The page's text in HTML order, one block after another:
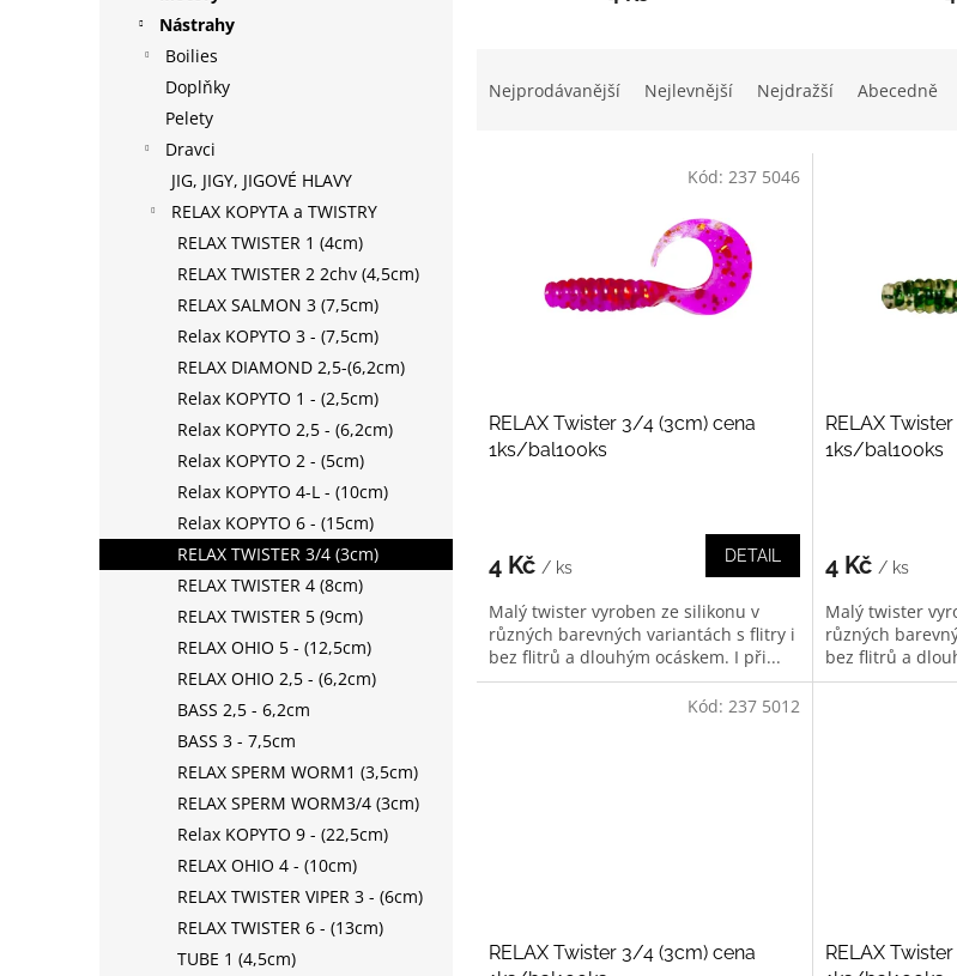
Nástrahy
Boilies
Doplňky
Pelety
Dravci
JIG, JIGY, JIGOVÉ HLAVY
RELAX KOPYTA a TWISTRY
RELAX TWISTER 1 (4cm)
RELAX TWISTER 2 2chv (4,5cm)
RELAX SALMON 3 (7,5cm)
Relax KOPYTO 3 - (7,5cm)
RELAX DIAMOND 2,5-(6,2cm)
Relax KOPYTO 1 - (2,5cm)
Relax KOPYTO 2,5 - (6,2cm)
Relax KOPYTO 2 - (5cm)
Relax KOPYTO 4-L - (10cm)
Relax KOPYTO 6 - (15cm)
RELAX TWISTER 3/4 (3cm)
RELAX TWISTER 4 (8cm)
RELAX TWISTER 5 (9cm)
RELAX OHIO 5 - (12,5cm)
RELAX OHIO 2,5 - (6,2cm)
BASS 2,5 - 6,2cm
BASS 3 - 7,5cm
RELAX SPERM WORM1 (3,5cm)
RELAX SPERM WORM3/4 (3cm)
Relax KOPYTO 9 - (22,5cm)
RELAX OHIO 4 - (10cm)
RELAX TWISTER VIPER 3 - (6cm)
RELAX TWISTER 6 - (13cm)
TUBE 1 (4,5cm)
Nejprodávanější Nejlevnější Nejdražší Abecedně
RELAX Twister 3/4 (3cm) cena
1ks/bal100ks
4 Kč / ks
DETAIL
Malý twister vyroben ze silikonu v
různých barevných variantách s flitry i
bez flitrů a dlouhým ocáskem. I při...
Kód: 237 5046
RELAX
1ks/bal100ks
4 Kč / ks
Malý twister
různých
bez flitrů a
RELAX Twister 3/4 (3cm) cena
Kód: 237 5012
RELAX